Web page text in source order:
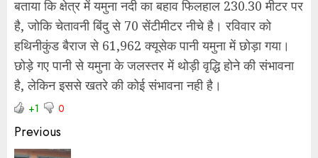
बताया कि क्षेत्र में यमुना नदी का बहाव फिलहाल 230.30 मीटर पर
है, जोकि चेतावनी बिंदु से 70 सेंटीमीटर नीचे है। रविवार को
हथिनीकुंड बैराज से 61,962 क्यूसेक पानी यमुना में छोड़ा गया।
छोड़े गए पानी से यमुना के जलस्तर में थोड़ी वृद्धि होने की संभावना
है, लेकिन इससे खतरे की कोई संभावना नही है।
+1 0
Previous